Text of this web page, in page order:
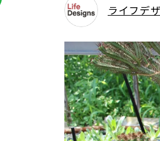
ライフデ